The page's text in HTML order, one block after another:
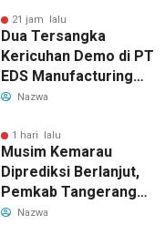
21 jam lalu
Dua Tersangka
Kericuhan Demo di PT
EDS Manufacturing
Indonesia Ditahan, Polda
Perebutan Pengelolaan
Limbah
Nazwa
1 hari lalu
Musim Kemarau
Diprediksi Berlanjut,
Pemkab Tangerang
Siapkan Langkah
Nazwa